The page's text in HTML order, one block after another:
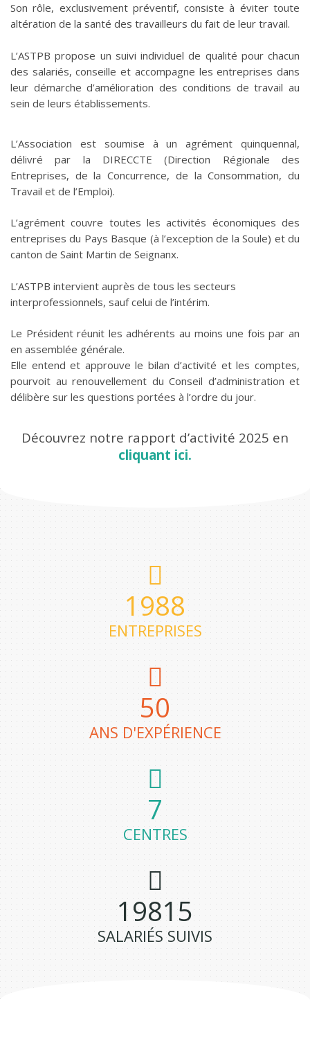
Son rôle, exclusivement préventif, consiste à éviter toute
altération de la santé des travailleurs du fait de leur travail.
L’ASTPB propose un suivi individuel de qualité pour chacun
des salariés, conseille et accompagne les entreprises dans
leur démarche d’amélioration des conditions de travail au
sein de leurs établissements.
L’Association est soumise à un agrément quinquennal,
délivré par la DIRECCTE (Direction Régionale des
Entreprises, de la Concurrence, de la Consommation, du
Travail et de l’Emploi).
L’agrément couvre toutes les activités économiques des
entreprises du Pays Basque (à l’exception de la Soule) et du
canton de Saint Martin de Seignanx.
L’ASTPB intervient auprès de tous les secteurs
interprofessionnels, sauf celui de l’intérim.
Le Président réunit les adhérents au moins une fois par an
en assemblée générale.
Elle entend et approuve le bilan d’activité et les comptes,
pourvoit au renouvellement du Conseil d’administration et
délibère sur les questions portées à l’ordre du jour.
Découvrez notre rapport d’activité 2025 en
cliquant ici.
1992
ENTREPRISES
50
ANS D'EXPÉRIENCE
7
CENTRES
19875
SALARIÉS SUIVIS